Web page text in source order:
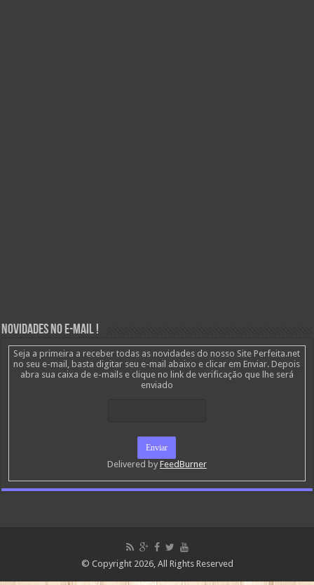
Novidades no E-mail !
Seja a primeira a receber todas as novidades do nosso Site Perfeita.net
no seu e-mail, basta digitar seu e-mail abaixo e clicar em Enviar. Depois
abra sua caixa de e-mails e clique no link de verificação que lhe será
enviado
Delivered by FeedBurner
© Copyright 2026, All Rights Reserved